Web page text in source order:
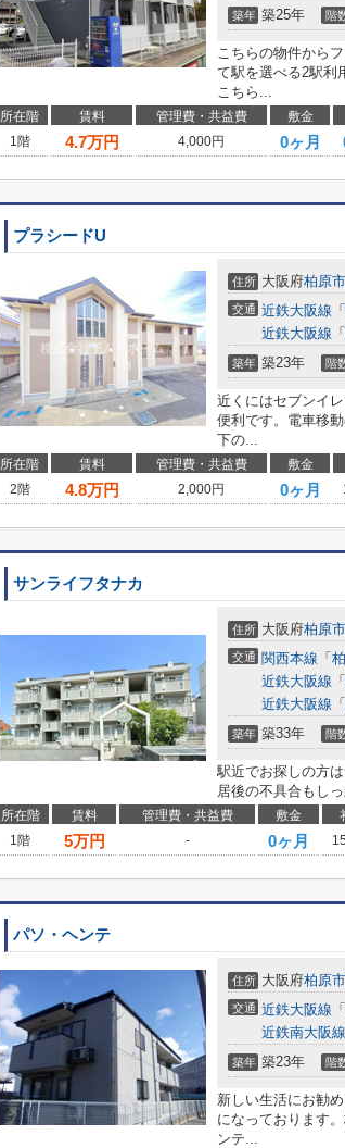
築年 築25年 階
こちらの物件から
て駅を選べる2駅利
こちら...
所在階 賃料 管理費・共益費 敷金
1階
4.7万円 4,000円 0ヶ月
プラシードU
住所 大阪府柏原市
交通 近鉄大阪線 「
近鉄大阪線 「
築年 築23年 階
近くにはセブンイ
便利です。電車移
下の...
所在階 賃料 管理費・共益費 敷金
2階
4.8万円 2,000円 0ヶ月
サンライフタナカ
住所 大阪府柏原市
交通 関西本線 「
近鉄大阪線 「
近鉄大阪線 「
築年 築33年 階
駅近でお探しの方
居後の不具合もし
所在階 賃料 管理費・共益費 敷金
1階
5万円 - 0ヶ月
パソ・ヘンテ
住所 大阪府柏原市
交通 近鉄大阪線 「
近鉄南大阪線
築年 築23年 階
新しい生活にお勧
になっております
ンテ...